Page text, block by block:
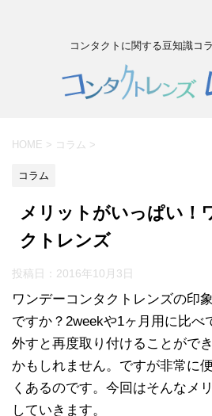
コンタクトに関する豆知識コ
HOME > コラム >
コラム
メリットがいっぱい！
クトレンズ
投稿日： 2016年10月3日
ワンデーコンタクトレンズの印
ですか？2weekや1ヶ月用に比べ
外すと再度取り付けることがで
かもしれません。ですが非常に
くあるのです。今回はそんなメ
していきます。